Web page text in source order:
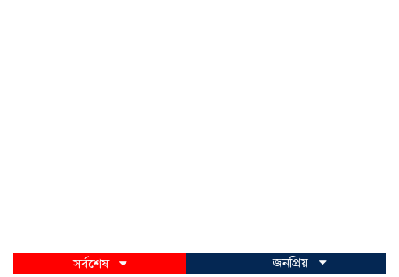
সর্বশেষ
জনপ্রিয়